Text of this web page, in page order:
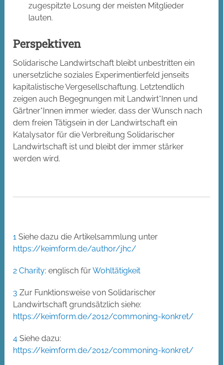
zugespitzte Losung der meisten Mitglieder
lauten.
Perspektiven
Solidarische Landwirtschaft bleibt unbestritten ein
unersetzliche soziales Experimentierfeld jenseits
kapitalistische Vergesellschaftung. Letztendlich
zeigen auch Begegnungen mit Landwirt*Innen und
Gärtner*Innen immer wieder, dass der Wunsch nach
dem freien Tätigsein in der Landwirtschaft ein
Katalysator für die Verbreitung Solidarischer
Landwirtschaft ist und bleibt der immer stärker
werden wird.
1 Siehe dazu die Artikelsammlung unter
https://keimform.de/author/jhc/
2 Charity: englisch fürWohltätigkeit
3 Zur Funktionsweise von Solidarischer
Landwirtschaft grundsätzlich siehe:
https://keimform.de/2012/commoning-konkret/
4 Siehe dazu:
https://keimform.de/2012/commoning-konkret/